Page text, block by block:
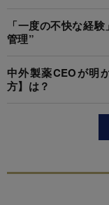
「一度の不快な経
管理”
中外製薬CEOが明
方】は？